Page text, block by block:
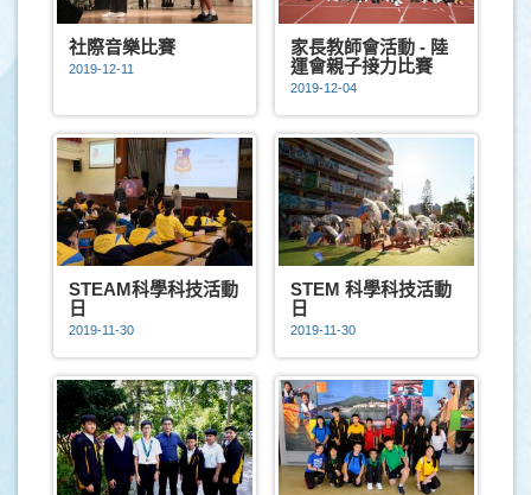
社際音樂比賽
2019-12-11
家長教師會活動 - 陸
運會親子接力比賽
2019-12-04
STEAM科學科技活動
日
2019-11-30
STEM 科學科技活動
日
2019-11-30